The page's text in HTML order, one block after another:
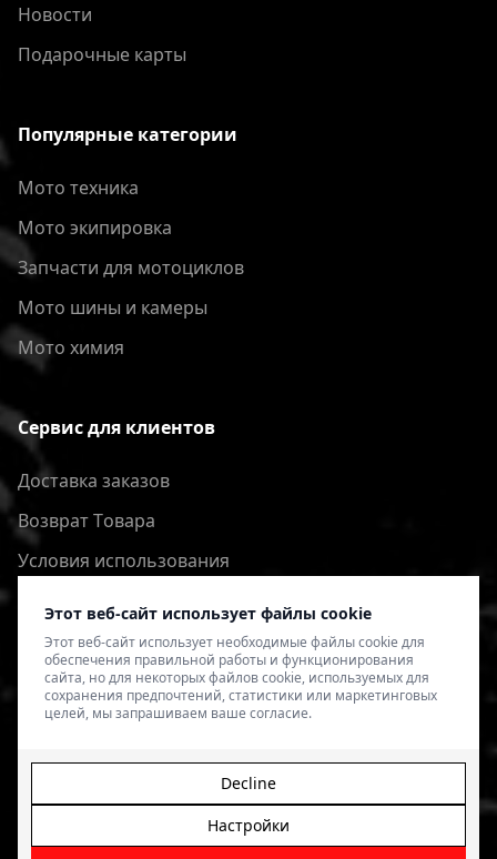
Этот веб-сайт использует файлы cookie
Этот веб-сайт использует необходимые файлы cookie для
обеспечения правильной работы и функционирования
сайта, но для некоторых файлов cookie, используемых для
сохранения предпочтений, статистики или маркетинговых
целей, мы запрашиваем ваше согласие.
Настройки
Decline
Новости
Подарочные карты
Популярные категории
Мото техника
Мото экипировка
Запчасти для мотоциклов
Мото шины и камеры
Мото химия
Сервис для клиентов
Доставка заказов
Bозврат Tовара
Условия использования
Политика конфиденциальности
© 2026 4SPEED.LV. Visas tiesības aizsargātas.
veikala izveide - Magecode.